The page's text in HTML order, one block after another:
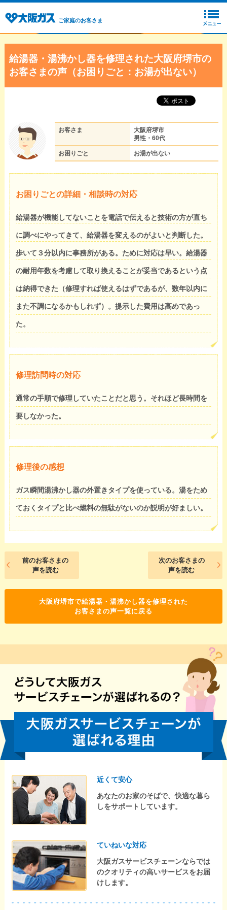
ご家庭のお客さま
給湯器・湯沸かし器を修理された大阪府堺市の
お客さまの声（お困りごと：お湯が出ない）
お客さま
大阪府堺市
男性・60代
お困りごと お湯が出ない
お困りごとの詳細・相談時の対応
給湯器が機能してないことを電話で伝えると技術の方が直ち
に調べにやってきて、給湯器を変えるのがよいと判断した。
歩いて３分以内に事務所がある。ために対応は早い。給湯器
の耐用年数を考慮して取り換えることが妥当であるという点
は納得できた（修理すれば使えるはずであるが、数年以内に
また不調になるかもしれず）。提示した費用は高めであっ
た。
修理訪問時の対応
通常の手順で修理していたことだと思う。それほど長時間を
要しなかった。
修理後の感想
ガス瞬間湯沸かし器の外置きタイプを使っている。湯をため
ておくタイプと比べ燃料の無駄がないのか説明が好ましい。
前のお客さまの
声を読む
次のお客さまの
声を読む
大阪府堺市で給湯器・湯沸かし器を修理された
お客さまの声一覧に戻る
近くて安心
あなたのお家のそばで、快適な暮ら
しをサポートしています。
ていねいな対応
大阪ガスサービスチェーンならでは
のクオリティの高いサービスをお届
けします。